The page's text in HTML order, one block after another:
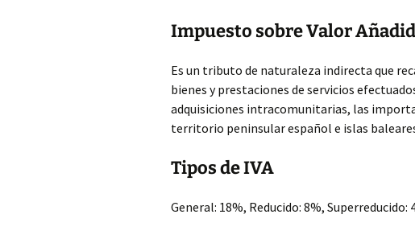
Impuesto sobre Valor
Es un tributo de naturaleza indirecta que
bienes y prestaciones de servicios
adquisiciones intracomunitarias, las
territorio peninsular español e islas
Tipos de IVA
General: 18%, Reducido: 8%, Superreducido: